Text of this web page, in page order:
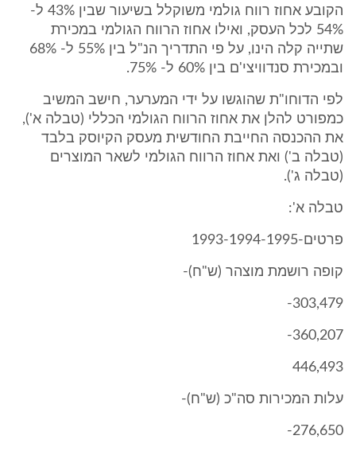
הקובע אחוז רווח גולמי משוקלל בשיעור שבין 43% ל-
54% לכל העסק, ואילו אחוז הרווח הגולמי במכירת
שתייה קלה הינו, על פי התדריך הנ"ל בין 55% ל- 68%
ובמכירת סנדוויצי'ם בין 60% ל- 75%.
לפי הדוחו"ת שהוגשו על ידי המערער, חישב המשיב
כמפורט להלן את אחוז הרווח הגולמי הכללי (טבלה א'),
את ההכנסה החייבת החודשית מעסק הקיוסק בלבד
(טבלה ב') ואת אחוז הרווח הגולמי לשאר המוצרים
(טבלה ג').
טבלה א':
פרטים-1993-1994-1995
קופה רושמת מוצהר (ש"ח)-
303,479-
360,207-
446,493
עלות המכירות סה"כ (ש"ח)-
276,650-